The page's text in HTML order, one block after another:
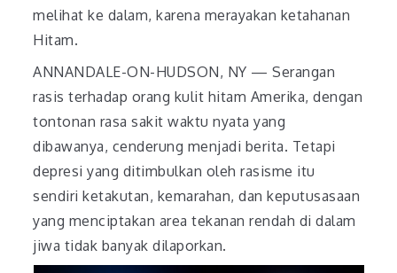
melihat ke dalam, karena merayakan ketahanan
Hitam.
ANNANDALE-ON-HUDSON, NY — Serangan
rasis terhadap orang kulit hitam Amerika, dengan
tontonan rasa sakit waktu nyata yang
dibawanya, cenderung menjadi berita. Tetapi
depresi yang ditimbulkan oleh rasisme itu
sendiri ketakutan, kemarahan, dan keputusasaan
yang menciptakan area tekanan rendah di dalam
jiwa tidak banyak dilaporkan.